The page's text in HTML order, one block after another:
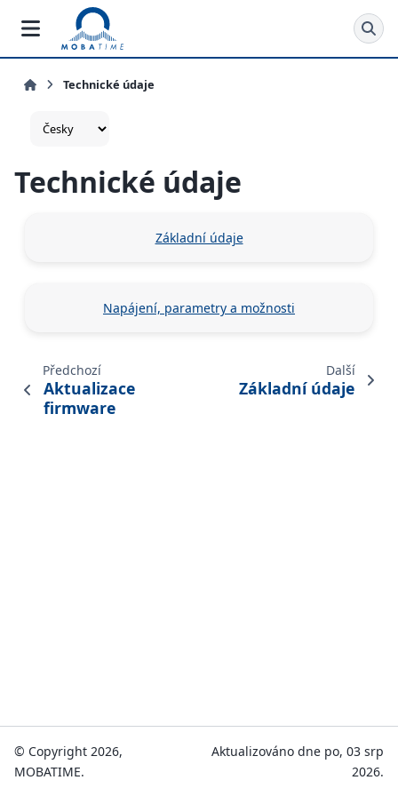
Technické údaje
Technické údaje
Základní údaje
Napájení, parametry a možnosti
Předchozí
Aktualizace
firmware
Další
Základní údaje
© Copyright 2026,
MOBATIME.
Aktualizováno dne po, 03 srp
2026.